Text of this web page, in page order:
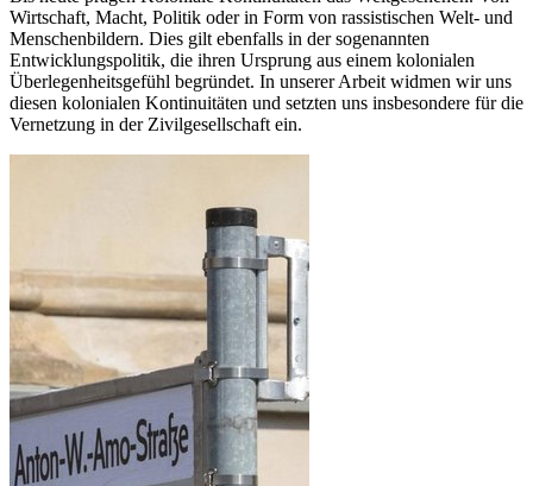
Wirtschaft, Macht, Politik oder in Form von rassistischen Welt- und
Menschenbildern. Dies gilt ebenfalls in der sogenannten
Entwicklungspolitik, die ihren Ursprung aus einem kolonialen
Überlegenheitsgefühl begründet. In unserer Arbeit widmen wir uns
diesen kolonialen Kontinuitäten und setzten uns insbesondere für die
Vernetzung in der Zivilgesellschaft ein.